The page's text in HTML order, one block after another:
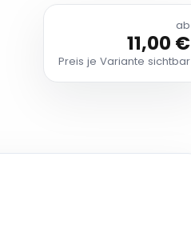
ab
11,00 €
Preis je Variante sichtbar